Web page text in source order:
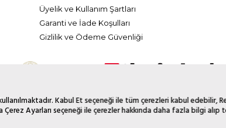
Kabul Et seçeneği ile tüm çerezleri kabul edebilir,
Ayarları seçeneği ile çerezler hakkında daha fazla bilgi alıp
Üyelik ve Kullanım Şartları
Garanti ve İade Koşulları
Gizlilik ve Ödeme Güvenliği